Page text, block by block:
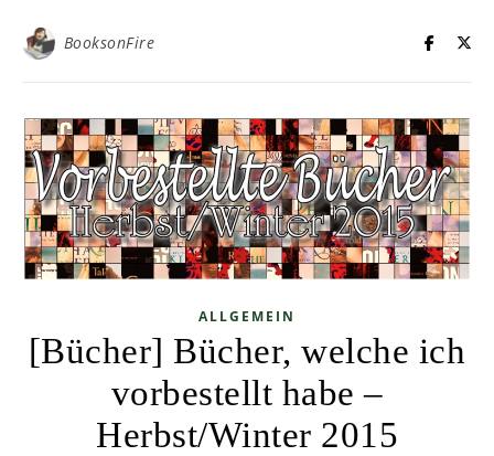
BooksonFire
ALLGEMEIN
[Bücher] Bücher, welche ich
vorbestellt habe –
Herbst/Winter 2015